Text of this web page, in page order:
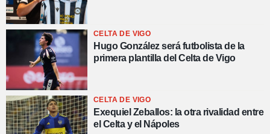
CELTA DE VIGO
Hugo González será futbolista de la
primera plantilla del Celta de Vigo
CELTA DE VIGO
Exequiel Zeballos: la otra rivalidad entre
el Celta y el Nápoles